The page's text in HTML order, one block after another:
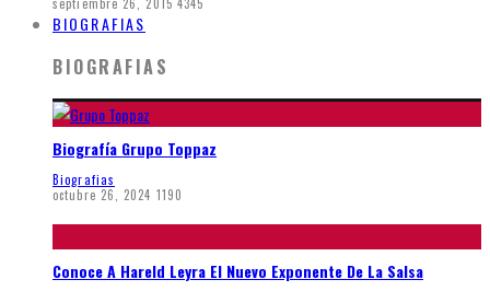
septiembre 26, 2015 4345
BIOGRAFIAS
BIOGRAFIAS
Biografía Grupo Toppaz
Biografias
octubre 26, 2024 1190
Conoce A Hareld Leyra El Nuevo Exponente De La Salsa